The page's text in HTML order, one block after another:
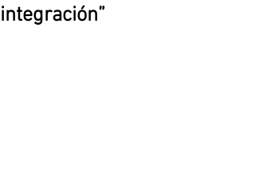
integración”